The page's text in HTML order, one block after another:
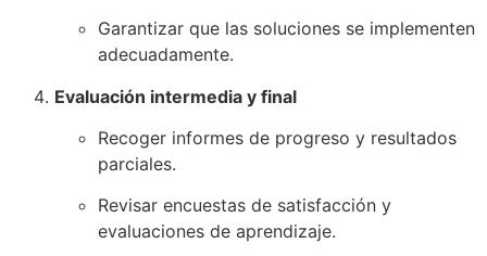
Garantizar que las soluciones se implementen
adecuadamente.
Evaluación intermedia y final
Recoger informes de progreso y resultados
parciales.
Revisar encuestas de satisfacción y
evaluaciones de aprendizaje.